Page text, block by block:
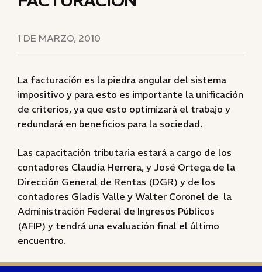
1 DE MARZO, 2010
La facturación es la piedra angular del sistema
impositivo y para esto es importante la unificación
de criterios, ya que esto optimizará el trabajo y
redundará en beneficios para la sociedad.
Las capacitación tributaria estará a cargo de los
contadores Claudia Herrera, y José Ortega de la
Dirección General de Rentas (DGR) y de los
contadores Gladis Valle y Walter Coronel de la
Administración Federal de Ingresos Públicos
(AFIP) y tendrá una evaluación final el último
encuentro.